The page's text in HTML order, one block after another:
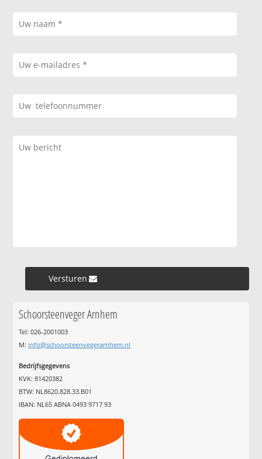
Versturen »
Schoorsteenveger Arnhem
Tel: 026-2001003
M: info@schoorsteenvegerarnhem.nl
Bedrijfsgegevens
KVK: 81420382
BTW: NL8620.828.33.B01
IBAN: NL65 ABNA 0493 9717 93